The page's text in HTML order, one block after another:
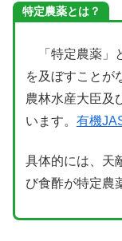
特定農薬とは？
「特定農薬
を及ぼすことが
農林水産大臣及
います。 有機
具体的には、天
び食酢が特定農